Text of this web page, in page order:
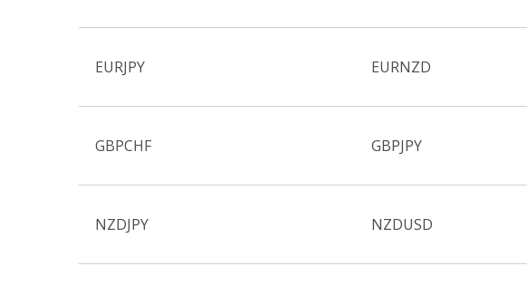
EURJPY EURNZD
GBPCHF GBPJPY
NZDJPY NZDUSD